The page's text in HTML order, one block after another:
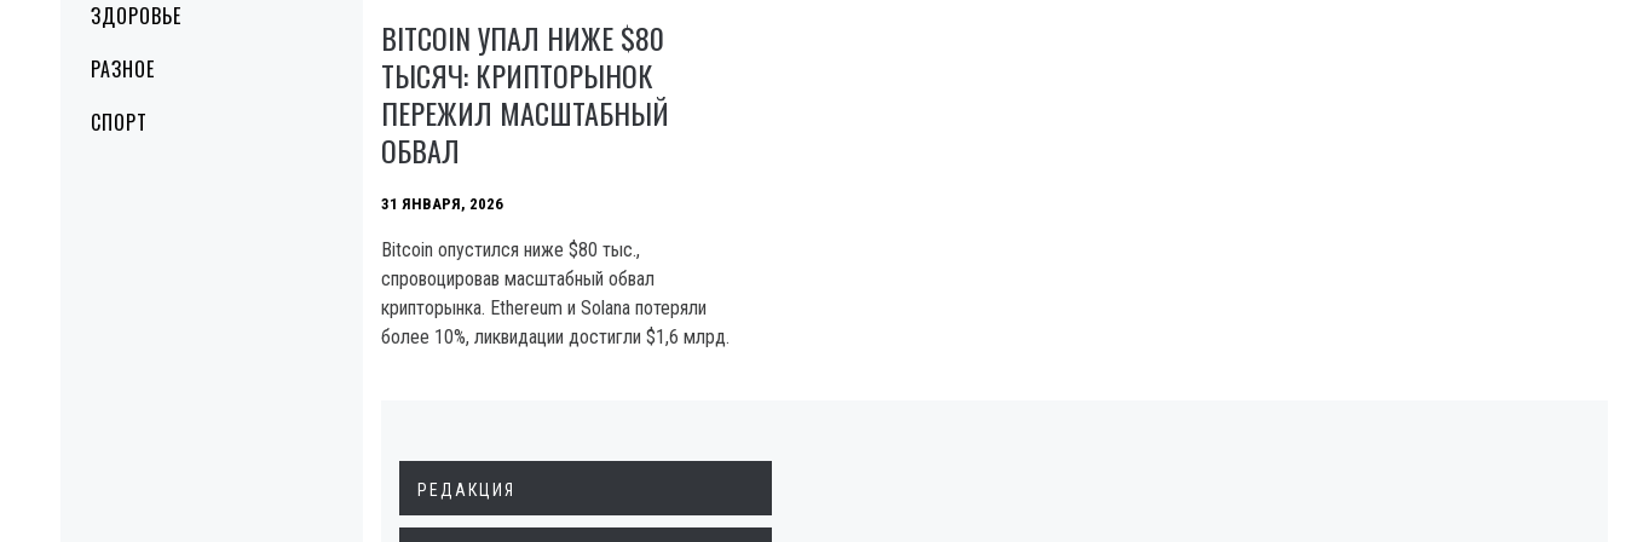
ЗДОРОВЬЕ
РАЗНОЕ
СПОРТ
BITCOIN УПАЛ НИЖЕ $80
ТЫСЯЧ: КРИПТОРЫНОК
ПЕРЕЖИЛ МАСШТАБНЫЙ
ОБВАЛ
31 ЯНВАРЯ, 2026
Bitcoin опустился ниже $80 тыс.,
спровоцировав масштабный обвал
крипторынка. Ethereum и Solana потеряли
более 10%, ликвидации достигли $1,6 млрд.
РЕДАКЦИЯ